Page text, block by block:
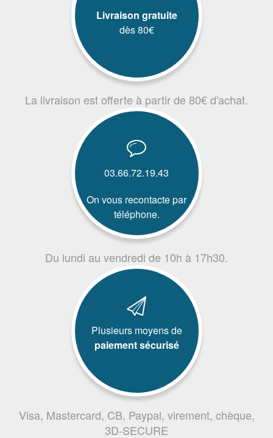
Livraison gratuite
dès 80€
La livraison est offerte à partir de 80€ d'achat.
03.66.72.19.43
On vous recontacte par
téléphone.
Du lundi au vendredi de 10h à 17h30.
Plusieurs moyens de
paiement sécurisé
Visa, Mastercard, CB, Paypal, virement, chèque,
3D-SECURE